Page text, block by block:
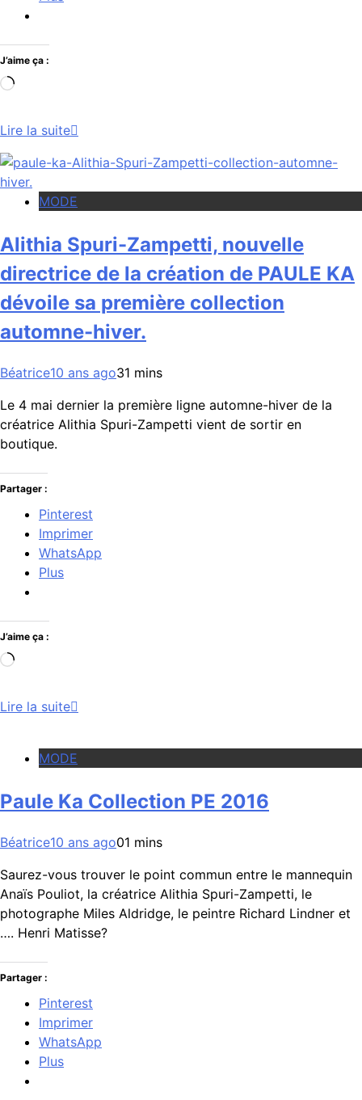
J’aime ça :
Chargement…
Lire la suite
MODE
Alithia Spuri-Zampetti, nouvelle
directrice de la création de PAULE KA
dévoile sa première collection
automne-hiver.
Béatrice10 ans ago31 mins
Le 4 mai dernier la première ligne automne-hiver de la
créatrice Alithia Spuri-Zampetti vient de sortir en
boutique.
Partager :
Pinterest
Imprimer
WhatsApp
Plus
J’aime ça :
Chargement…
Lire la suite
MODE
Paule Ka Collection PE 2016
Béatrice10 ans ago01 mins
Saurez-vous trouver le point commun entre le mannequin
Anaïs Pouliot, la créatrice Alithia Spuri-Zampetti, le
photographe Miles Aldridge, le peintre Richard Lindner et
…. Henri Matisse?
Partager :
Pinterest
Imprimer
WhatsApp
Plus